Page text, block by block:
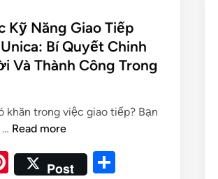
Kỹ Năng Giao Tiếp
Bí Quyết Chinh
Và Thành Công Trong
khăn trong việc giao tiếp? Bạn
Read more
Pi
Post
S